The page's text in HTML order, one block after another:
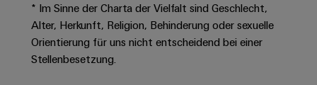
Effizienter
Betrieb
von
Windparks
Assemblierungsservice
Bestückte
Klemmenleisten
* Im Sinne der Charta der Vielfalt sind Geschlecht,
Alter, Herkunft, Religion, Behinderung oder sexuelle
Orientierung für uns nicht entscheidend bei einer
Stellenbesetzung.